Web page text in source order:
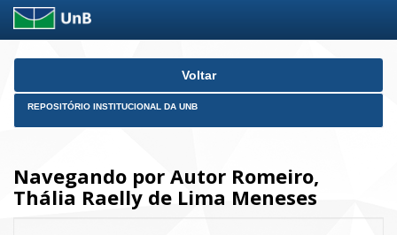
Skip
Voltar
REPOSITÓRIO INSTITUCIONAL DA UNB
Navegando por Autor Romeiro,
Thália Raelly de Lima Meneses